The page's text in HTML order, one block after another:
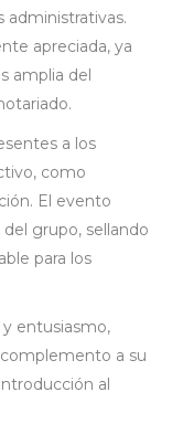
administrativas.
apreciada, ya
amplia del
a los
como
El evento
grupo, sellando
para los
entusiasmo,
a su
al